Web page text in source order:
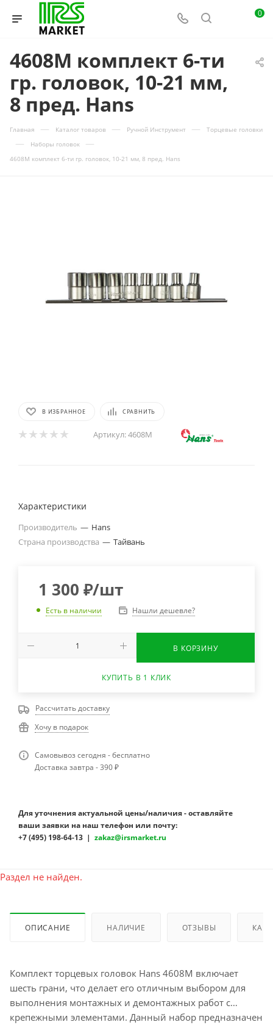
0
4608M комплект 6-ти
гр. головок, 10-21 мм,
8 пред. Hans
Главная — Каталог товаров — Ручной Инструмент — Торцевые головки
— Наборы головок —
4608M комплект 6-ти гр. головок, 10-21 мм, 8 пред. Hans
В ИЗБРАННОЕ СРАВНИТЬ
Артикул:4608M
Характеристики
Производитель — Hans
Страна производства — Тайвань
1 300 ₽/шт
Есть в наличии Нашли дешевле?
В КОРЗИНУ
КУПИТЬ В 1 КЛИК
Рассчитать доставку
Хочу в подарок
Самовывоз сегодня - бесплатно
Доставка завтра - 390 ₽
Для уточнения актуальной цены/наличия - оставляйте
ваши заявки на наш телефон или почту:
+7 (495) 198-64-13 | zakaz@irsmarket.ru
Раздел не найден.
ОПИСАНИЕ НАЛИЧИЕ ОТЗЫВЫ КАК
Комплект торцевых головок Hans 4608M включает
шесть грани, что делает его отличным выбором для
выполнения монтажных и демонтажных работ с
крепежными элементами. Данный набор предназначен